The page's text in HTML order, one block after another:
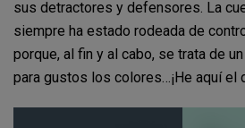
sus detractores y defensores. La
siempre ha estado rodeada de
porque, al fin y al cabo, se trata de
para gustos los colores…¡He aquí el